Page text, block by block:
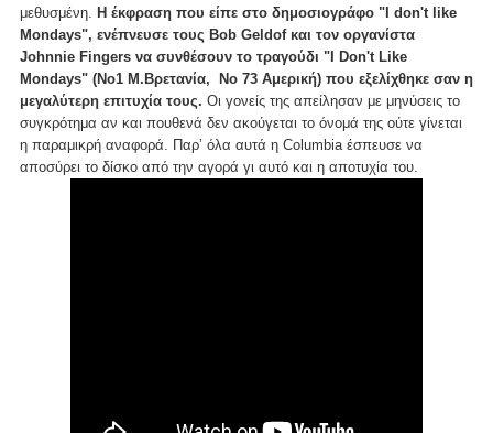
μεθυσμένη. Η έκφραση που είπε στο δημοσιογράφο "I don't like
Mondays", ενέπνευσε τους Bob Geldof και τον οργανίστα
Johnnie Fingers να συνθέσουν το τραγούδι "I Don't Like
Mondays" (Νο1 Μ.Βρετανία, Νο 73 Αμερική) που εξελίχθηκε σαν η
μεγαλύτερη επιτυχία τους. Οι γονείς της απείλησαν με μηνύσεις το
συγκρότημα αν και πουθενά δεν ακούγεται το όνομά της ούτε γίνεται
η παραμικρή αναφορά. Παρ’ όλα αυτά η Columbia έσπευσε να
αποσύρει το δίσκο από την αγορά γι αυτό και η αποτυχία του.